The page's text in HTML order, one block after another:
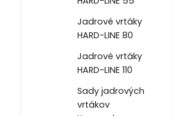
Jadrové vrtáky
HARD-LINE 80
Jadrové vrtáky
HARD-LINE 110
Sady jadrových
vrtákov